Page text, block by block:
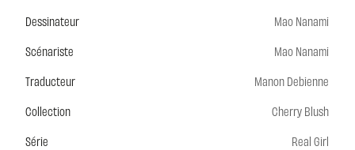
Dessinateur
Mao Nanami
Scénariste
Mao Nanami
Traducteur
Manon Debienne
Collection
Cherry Blush
Série
Real Girl